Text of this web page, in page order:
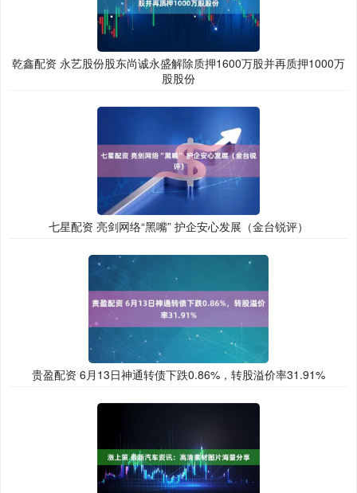
乾鑫配资 永艺股份股东尚诚永盛解除质押1600万股并再质押1000万
股股份
七星配资 亮剑网络“黑嘴” 护企安心发展（金台锐评）
贵盈配资 6月13日神通转债下跌0.86%，转股溢价率31.91%